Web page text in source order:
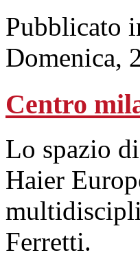
Pubblicato
Domenica,
Centro
Lo spazio
Haier
Ferretti.